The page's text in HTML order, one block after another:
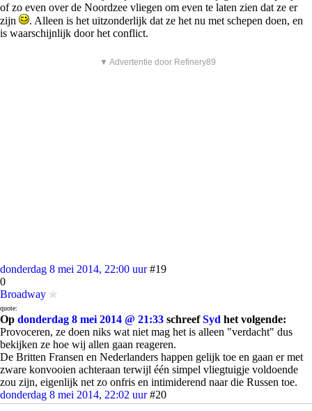
of zo even over de Noordzee vliegen om even te laten zien dat ze er
zijn
. Alleen is het uitzonderlijk dat ze het nu met schepen doen, en
is waarschijnlijk door het conflict.
▼ Advertentie door Refinery89
donderdag 8 mei 2014, 22:00 uur #19
0
Broadway
quote:
Op donderdag 8 mei 2014 @ 21:33 schreefSyd het volgende:
Provoceren, ze doen niks wat niet mag het is alleen "verdacht" dus
bekijken ze hoe wij allen gaan reageren.
De Britten Fransen en Nederlanders happen gelijk toe en gaan er met
zware konvooien achteraan terwijl één simpel vliegtuigje voldoende
zou zijn, eigenlijk net zo onfris en intimiderend naar die Russen toe.
donderdag 8 mei 2014, 22:02 uur #20
0